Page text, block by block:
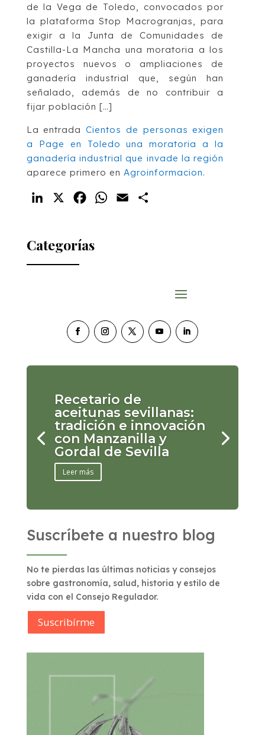
de la Vega de Toledo, convocados por
la plataforma Stop Macrogranjas, para
exigir a la Junta de Comunidades de
Castilla-La Mancha una moratoria a los
proyectos nuevos o ampliaciones de
ganadería industrial que, según han
señalado, además de no contribuir a
fijar población […]
La entradaCientos de personas exigen
a Page en Toledo una moratoria a la
ganadería industrial que invade la región
aparece primero en Agroinformacion.
LinkedIn FacebookWhatsApp
Email
Categorías
Recetario de
aceitunas sevillanas:
tradición e innovación
con Manzanilla y
Gordal de Sevilla
Leer más
Suscríbete a nuestro blog
No te pierdas las últimas noticias y consejos
sobre gastronomía, salud, historia y estilo de
vida con el Consejo Regulador.
Suscribírme